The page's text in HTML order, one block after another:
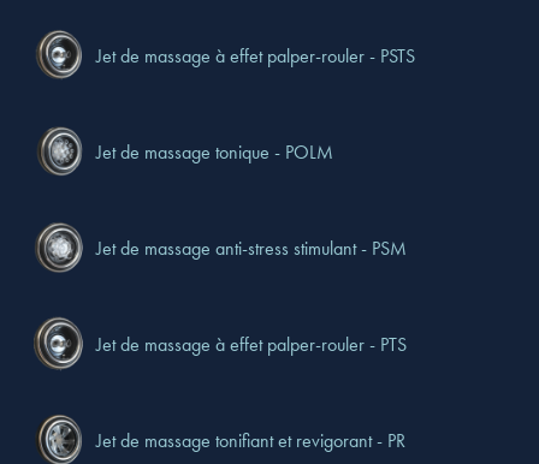
Jet de massage à effet palper-rouler - PSTS
Jet de massage tonique - POLM
Jet de massage anti-stress stimulant - PSM
Jet de massage à effet palper-rouler - PTS
Jet de massage tonifiant et revigorant - PR